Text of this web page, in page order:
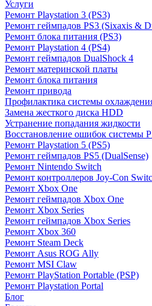
Услуги
Ремонт Playstation 3 (PS3)
Ремонт геймпадов PS3 (Sixaxis &
Ремонт блока питания (PS3)
Ремонт Playstation 4 (PS4)
Ремонт геймпадов DualShock 4
Ремонт материнской платы
Ремонт блока питания
Ремонт привода
Профилактика системы
Замена жесткого диска HDD
Устранение попадания жидкости
Восстановление ошибок системы
Ремонт Playstation 5 (PS5)
Ремонт геймпадов PS5 (DualSense)
Ремонт Nintendo Switch
Ремонт контроллеров Joy-Con
Ремонт Xbox One
Ремонт геймпадов Xbox One
Ремонт Xbox Series
Ремонт геймпадов Xbox Series
Ремонт Xbox 360
Ремонт Steam Deck
Ремонт Asus ROG Ally
Ремонт MSI Claw
Ремонт PlayStation Portable (PSP)
Ремонт Playstation Portal
Блог